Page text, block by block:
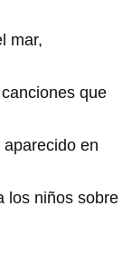
mar,
que
en
los niños sobre